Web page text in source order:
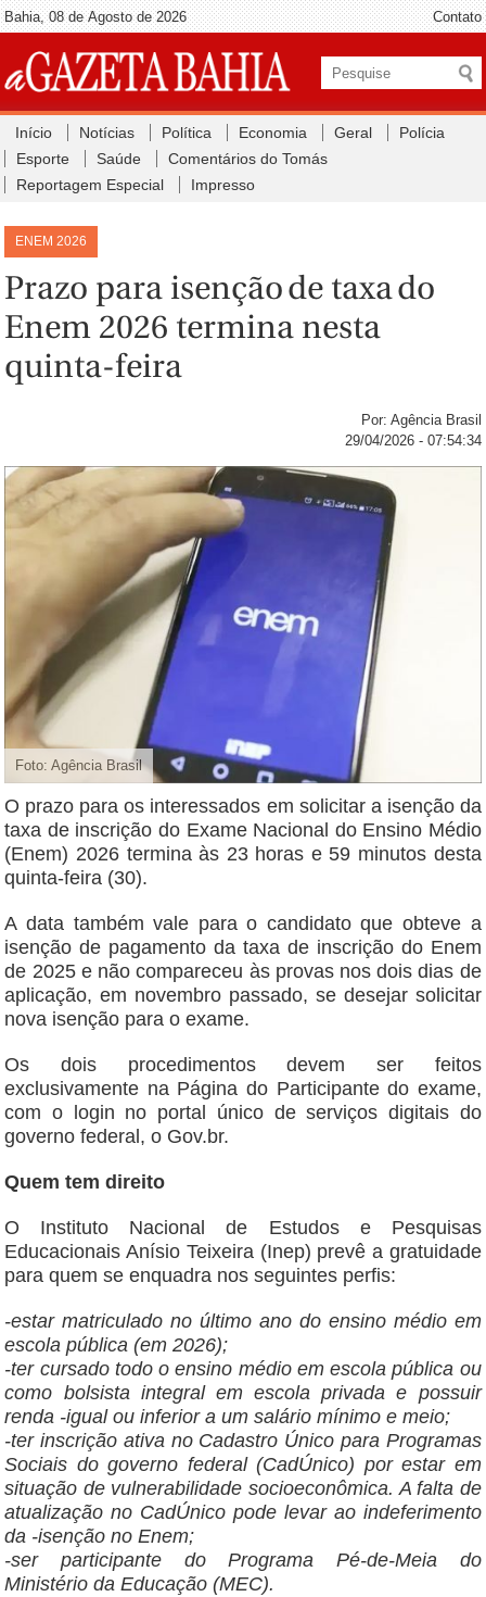
Bahia, 08 de Agosto de 2026 Contato
Início Notícias Política Economia Geral
Polícia
Esporte
Saúde
Comentários do Tomás
Reportagem Especial
Impresso
ENEM 2026
Prazo para isenção de taxa do
Enem 2026 termina nesta
quinta-feira
Por: Agência Brasil
29/04/2026 - 07:54:34
Foto: Agência Brasil
O prazo para os interessados em solicitar a isenção da
taxa de inscrição do Exame Nacional do Ensino Médio
(Enem) 2026 termina às 23 horas e 59 minutos desta
quinta-feira (30).
A data também vale para o candidato que obteve a
isenção de pagamento da taxa de inscrição do Enem
de 2025 e não compareceu às provas nos dois dias de
aplicação, em novembro passado, se desejar solicitar
nova isenção para o exame.
Os dois procedimentos devem ser feitos
exclusivamente na Página do Participante do exame,
com o login no portal único de serviços digitais do
governo federal, o Gov.br.
Quem tem direito
O Instituto Nacional de Estudos e Pesquisas
Educacionais Anísio Teixeira (Inep) prevê a gratuidade
para quem se enquadra nos seguintes perfis:
-estar matriculado no último ano do ensino médio em
escola pública (em 2026);
-ter cursado todo o ensino médio em escola pública ou
como bolsista integral em escola privada e possuir
renda -igual ou inferior a um salário mínimo e meio;
-ter inscrição ativa no Cadastro Único para Programas
Sociais do governo federal (CadÚnico) por estar em
situação de vulnerabilidade socioeconômica. A falta de
atualização no CadÚnico pode levar ao indeferimento
da -isenção no Enem;
-ser participante do Programa Pé-de-Meia do
Ministério da Educação (MEC).